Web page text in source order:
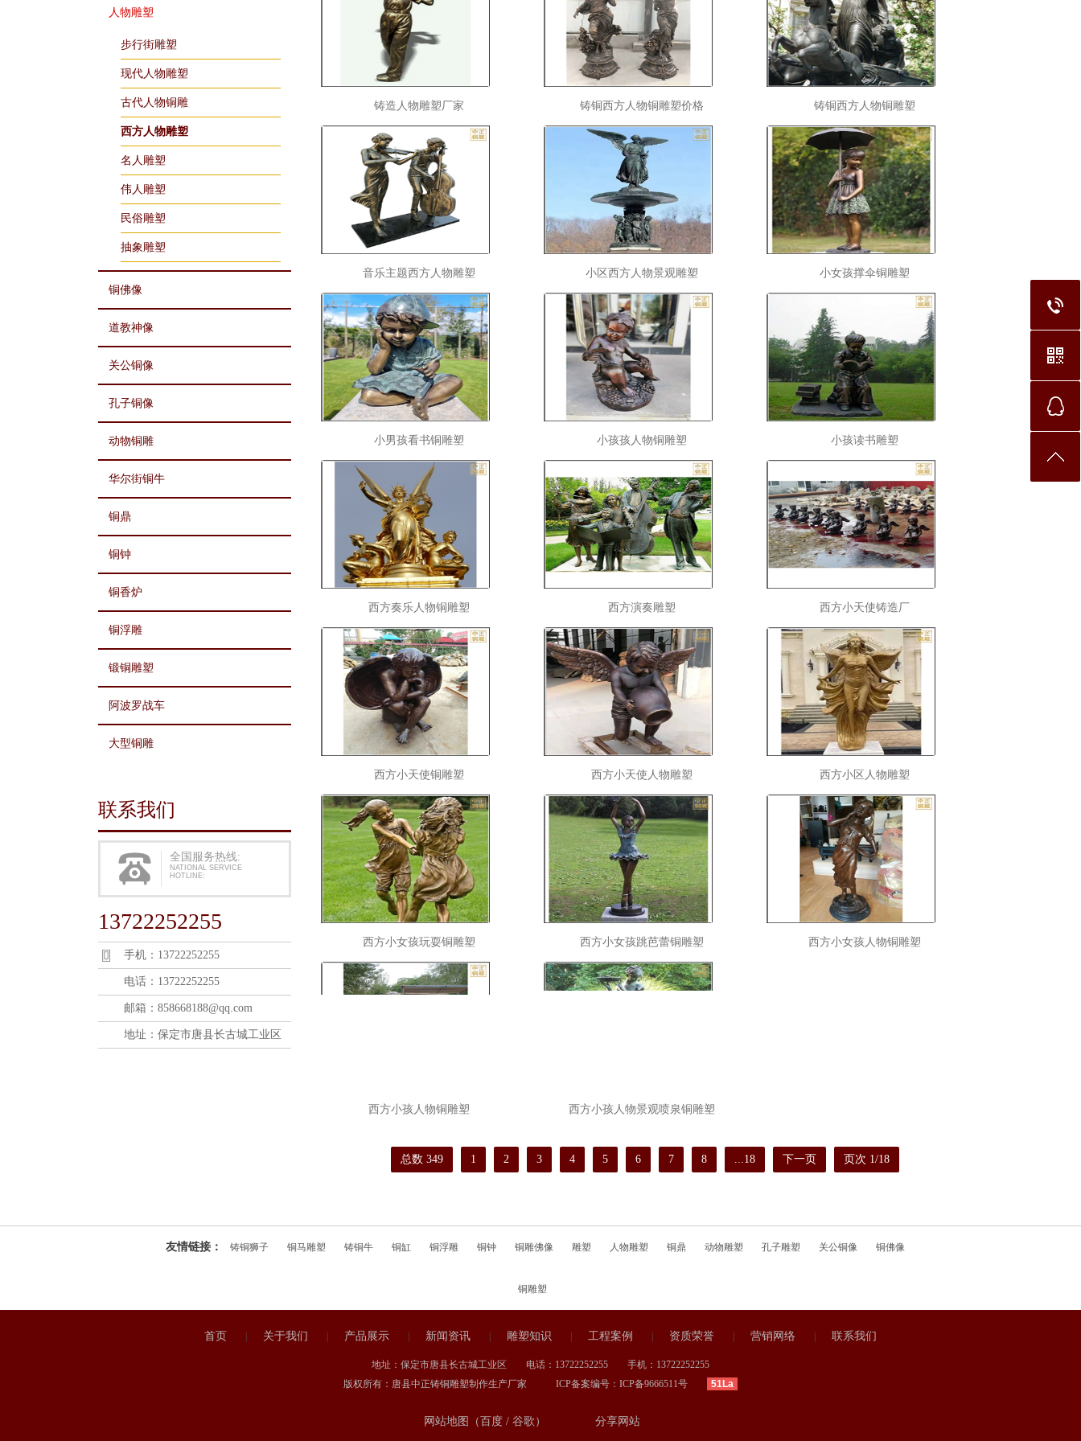
人物雕塑
步行街雕塑
现代人物雕塑
古代人物铜雕
西方人物雕塑
名人雕塑
伟人雕塑
民俗雕塑
抽象雕塑
铜佛像
道教神像
关公铜像
孔子铜像
动物铜雕
华尔街铜牛
铜鼎
铜钟
铜香炉
铜浮雕
锻铜雕塑
阿波罗战车
大型铜雕
联系我们
全国服务热线:
NATIONAL SERVICE
HOTLINE:
13722252255
手机：13722252255
电话：13722252255
邮箱：858668188@qq.com
地址：保定市唐县长古城工业区
铸造人物雕塑厂家 铸铜西方人物铜雕塑价格 铸铜西方人物铜雕塑
音乐主题西方人物雕塑 小区西方人物景观雕塑 小女孩撑伞铜雕塑
小男孩看书铜雕塑 小孩孩人物铜雕塑 小孩读书雕塑
西方奏乐人物铜雕塑 西方演奏雕塑 西方小天使铸造厂
西方小天使铜雕塑 西方小天使人物雕塑 西方小区人物雕塑
西方小女孩玩耍铜雕塑 西方小女孩跳芭蕾铜雕塑 西方小女孩人物铜雕塑
西方小孩人物铜雕塑 西方小孩人物景观喷泉铜雕塑
总数 349 1 2 3 4 5 6 7 8 ...18 下一页 页次 1/18
友情链接： 铸铜狮子 铜马雕塑 铸铜牛 铜缸 铜浮雕 铜钟 铜雕佛像 雕塑 人物雕塑 铜鼎 动物雕塑 孔子雕塑 关公铜像 铜佛像
铜雕塑
首页 关于我们 产品展示 新闻资讯 雕塑知识 工程案例 资质荣誉 营销网络 联系我们
地址：保定市唐县长古城工业区 电话：13722252255 手机：13722252255
版权所有：唐县中正铸铜雕塑制作生产厂家 ICP备案编号： ICP备9666511号 51La
网站地图（ 百度 / 谷歌 ） 分享网站